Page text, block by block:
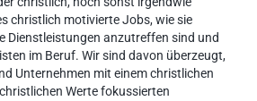
christlich motivierte Jobs, wie sie
Dienstleistungen anzutreffen sind und
im Beruf. Wir sind davon überzeugt,
Unternehmen mit einem christlichen
Werte fokussierten